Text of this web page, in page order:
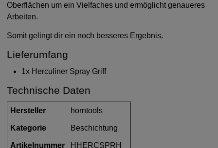
Oberflächen um ein Vielfaches und ermöglicht genaueres
Arbeiten.
Somit gelingt dir ein noch besseres Ergebnis.
Lieferumfang
1x Herculiner Spray Griff
Technische Daten
Hersteller horntools
Kategorie Beschichtung
Artikelnummer HHERCSPRH